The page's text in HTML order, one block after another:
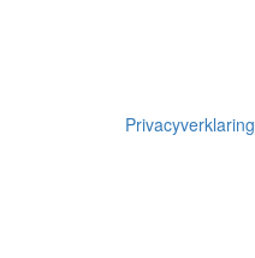
Privacyverklaring